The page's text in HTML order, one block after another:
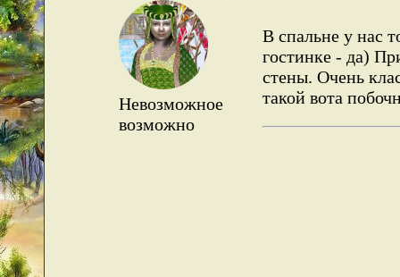
Невозможное
возможно
В спальне у нас
гостинке - да)
стены. Очень
такой вота